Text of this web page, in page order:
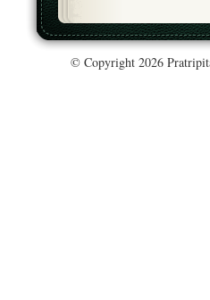
© Copyright 2026